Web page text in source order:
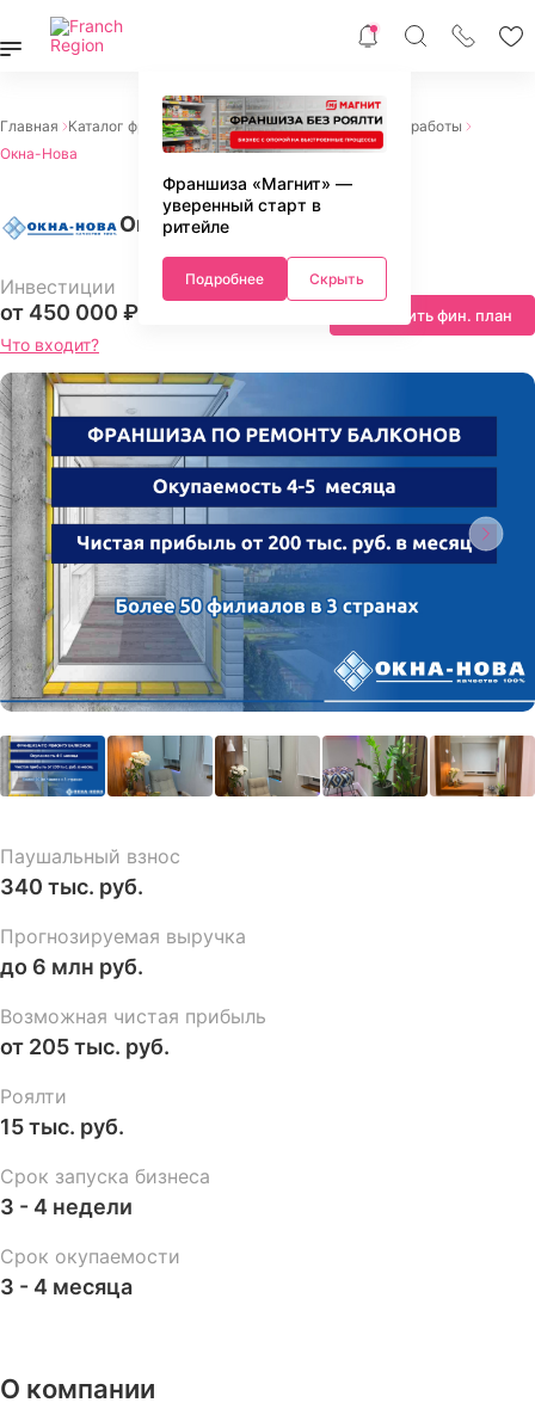
Франшиза «Магнит» —
уверенный старт в
ритейле
Подробнее Скрыть
Главная Каталог франшиз Франшизы услуг Ремонтные работы
Окна-Нова
Окна-Нова
Инвестиции
от 450 000 ₽
Что входит?
Запросить фин. план
Паушальный взнос
340 тыс. руб.
Прогнозируемая выручка
до 6 млн руб.
Возможная чистая прибыль
от 205 тыс. руб.
Роялти
15 тыс. руб.
Срок запуска бизнеса
3 - 4 недели
Срок окупаемости
3 - 4 месяца
О компании